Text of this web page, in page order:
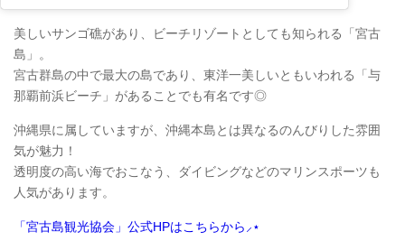
美しいサンゴ礁があり、ビーチリゾートとしても知られる「宮古
島」。
宮古群島の中で最大の島であり、東洋一美しいともいわれる「与
那覇前浜ビーチ」があることでも有名です◎
沖縄県に属していますが、沖縄本島とは異なるのんびりした雰囲
気が魅力！
透明度の高い海でおこなう、ダイビングなどのマリンスポーツも
人気があります。
「宮古島観光協会」公式HPはこちらから⸝⋆